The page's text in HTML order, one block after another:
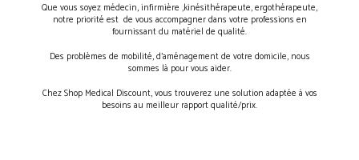
Que vous soyez médecin, infirmière ,kinésithérapeute, ergothérapeute,
notre priorité est de vous accompagner dans votre professions en
fournissant du matériel de qualité.
Des problèmes de mobilité, d’aménagement de votre domicile, nous
sommes là pour vous aider.
Chez Shop Medical Discount, vous trouverez une solution adaptée à vos
besoins au meilleur rapport qualité/prix.